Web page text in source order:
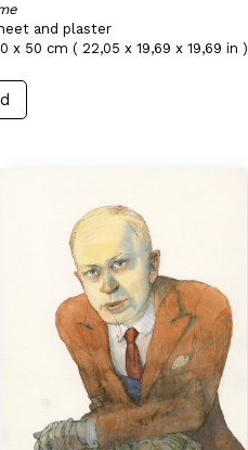
and plaster
x 50 cm ( 22,05 x 19,69 x 19,69 in )